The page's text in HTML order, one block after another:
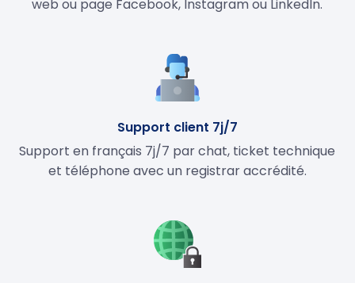
web ou page Facebook, Instagram ou LinkedIn.
Support client 7j/7
Support en français 7j/7 par chat, ticket technique
et téléphone avec un registrar accrédité.